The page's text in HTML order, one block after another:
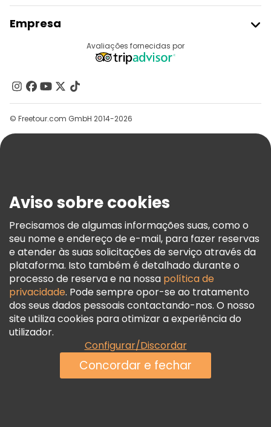
Registo Do Fornecedor
Programa De Afiliados
Empresa
Contacte-Nos
Grupos
Ajuda
Termos E Informações Legais
Política De Cookies
Freetour Prémios
Programa De Fidelidade
Avaliações fornecidas por
© Freetour.com GmbH 2014-2026
Aviso sobre cookies
Precisamos de algumas informações suas, como o
seu nome e endereço de e-mail, para fazer reservas
e atender às suas solicitações de serviço através da
plataforma. Isto também é detalhado durante o
processo de reserva e na nossa política de
privacidade. Pode sempre opor-se ao tratamento
dos seus dados pessoais contactando-nos. O nosso
site utiliza cookies para otimizar a experiência do
utilizador.
Configurar/Discordar
Concordar e fechar